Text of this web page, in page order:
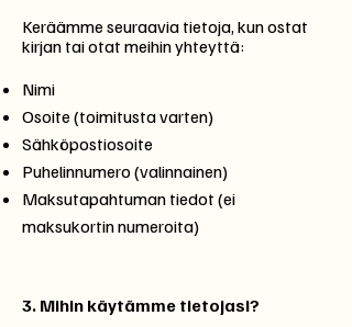
Keräämme seuraavia tietoja, kun ostat
kirjan tai otat meihin yhteyttä:
Nimi
Osoite (toimitusta varten)
Sähköpostiosoite
Puhelinnumero (valinnainen)
Maksutapahtuman tiedot (ei
maksukortin numeroita)
3. Mihin käytämme tietojasi?